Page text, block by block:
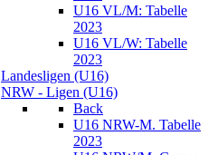
U16 VL/M: Tabelle
2023
U16 VL/W: Tabelle
2023
Landesligen (U16)
NRW - Ligen (U16)
Back
U16 NRW-M. Tabelle
2023